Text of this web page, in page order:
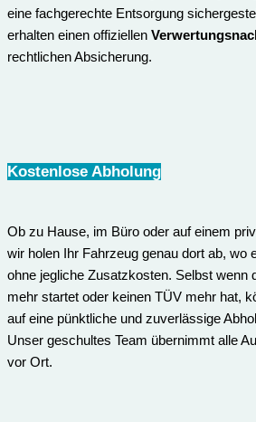
eine fachgerechte Entsorgung
erhalten einen offiziellen
rechtlichen Absicherung.
Kostenlose Abholung
Ob zu Hause, im Büro oder auf einem
wir holen Ihr Fahrzeug genau dort ab, wo
ohne jegliche Zusatzkosten. Selbst wenn
mehr startet oder keinen TÜV mehr hat,
auf eine pünktliche und zuverlässige
Unser geschultes Team übernimmt alle
vor Ort.